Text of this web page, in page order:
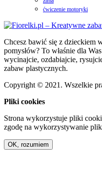
ćwiczenie motoryki
Chcesz bawić się z dzieckiem
pomysłów? To właśnie dla
wycinajcie, ozdabiajcie,
zabaw plastycznych.
Copyright © 2021. Wszelkie
Pliki cookies
Strona wykorzystuje pliki
zgodę na wykorzystywanie
OK, rozumiem